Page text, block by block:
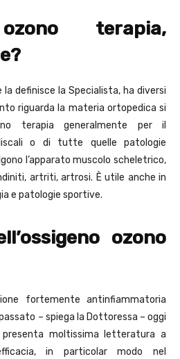
terapia,
la definisce la Specialista, ha diversi
riguarda la materia ortopedica si
terapia generalmente per il
o di tutte quelle patologie
l’apparato muscolo scheletrico,
artriti, artrosi. È utile anche in
e patologie sportive.
ozono
fortemente antinfiammatoria
– spiega la Dottoressa – oggi
presenta moltissima letteratura a
in particolar modo nel